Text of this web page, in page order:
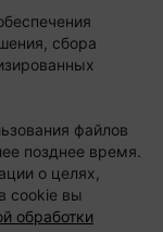
сбора
файлов
позднее время.
о целях,
cookie вы
обработки